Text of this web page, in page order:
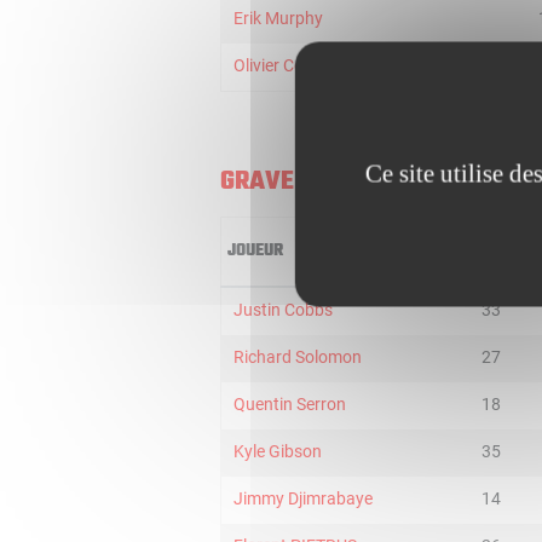
Erik Murphy
Olivier Cortale
GRAVELINES
JOUEUR
Justin Cobbs 33
Richard Solomon 27
Quentin Serron 18
Kyle Gibson 35
Jimmy Djimrabaye 14
Ce site utilise